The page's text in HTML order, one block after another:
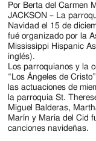
of
Since
1954
Por Berta del Carmen
JACKSON – La
Navidad el 15 de
fué organizado por la
Mississippi Hispanic
inglés).
Los parroquianos y la
“Los Ángeles de
las actuaciones de
la parroquia St.
Miguel Balderas,
Marín y María del Cid
canciones navideñas.